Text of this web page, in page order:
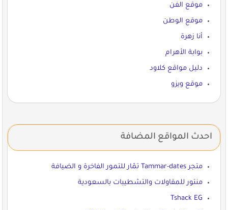
موقع الفن
موقع الوطن
أنا زهرة
بوابة الأهرام
دليل مواقع كلاود
موقع ويزو
احدث المواقع المضافة
متجر Tammar-dates تمّار للتمور الفاخرة و الضيافة
منتور للمقاولات والتشطيبات بالسعودية
Tshack EG